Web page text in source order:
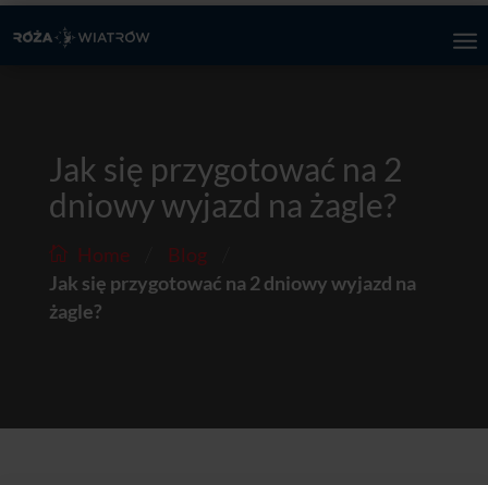
Jak się przygotować na 2
dniowy wyjazd na żagle?
Home Blog
Jak się przygotować na 2 dniowy wyjazd na
żagle?